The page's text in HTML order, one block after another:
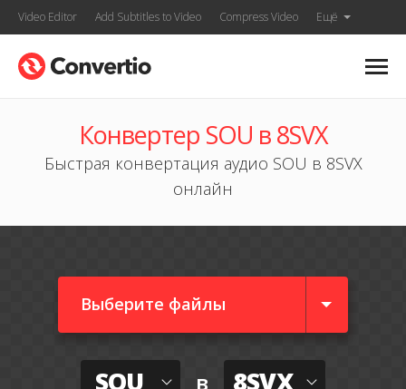
Video Editor Add Subtitles to Video Compress Video Ещё
Конвертер SOU в 8SVX
Быстрая конвертация аудио SOU в 8SVX
онлайн
Выберите файлы
SOU в 8SVX